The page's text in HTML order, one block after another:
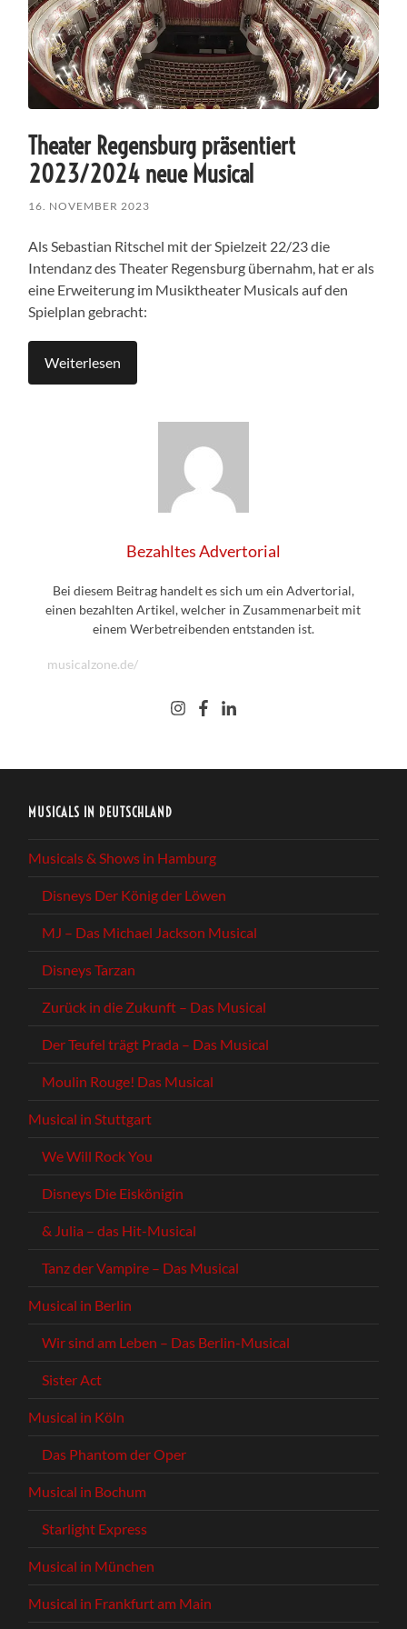
Theater Regensburg präsentiert
2023/2024 neue Musical
16. NOVEMBER 2023
Als Sebastian Ritschel mit der Spielzeit 22/23 die
Intendanz des Theater Regensburg übernahm, hat er als
eine Erweiterung im Musiktheater Musicals auf den
Spielplan gebracht:
Weiterlesen
Bezahltes Advertorial
Bei diesem Beitrag handelt es sich um ein Advertorial,
einen bezahlten Artikel, welcher in Zusammenarbeit mit
einem Werbetreibenden entstanden ist.
musicalzone.de/
MUSICALS IN DEUTSCHLAND
Musicals & Shows in Hamburg
Disneys Der König der Löwen
MJ – Das Michael Jackson Musical
Disneys Tarzan
Zurück in die Zukunft – Das Musical
Der Teufel trägt Prada – Das Musical
Moulin Rouge! Das Musical
Musical in Stuttgart
We Will Rock You
Disneys Die Eiskönigin
& Julia – das Hit-Musical
Tanz der Vampire – Das Musical
Musical in Berlin
Wir sind am Leben – Das Berlin-Musical
Sister Act
Musical in Köln
Das Phantom der Oper
Musical in Bochum
Starlight Express
Musical in München
Musical in Frankfurt am Main